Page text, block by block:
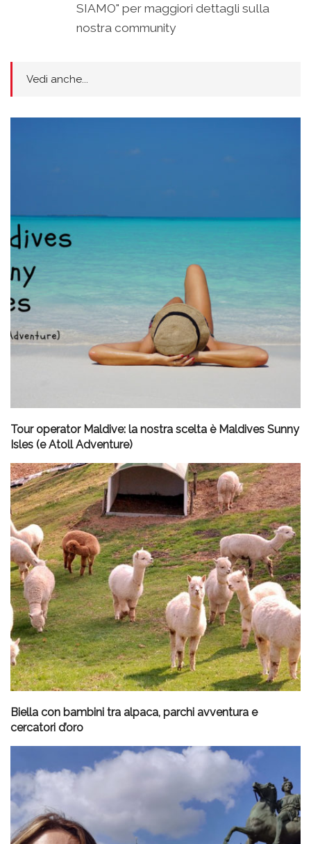
SIAMO" per maggiori dettagli sulla
nostra community
Vedi anche...
Tour operator Maldive: la nostra scelta è Maldives Sunny
Isles (e Atoll Adventure)
Biella con bambini tra alpaca, parchi avventura e
cercatori d’oro